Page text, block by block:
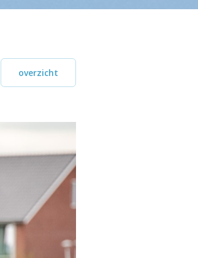
overzicht